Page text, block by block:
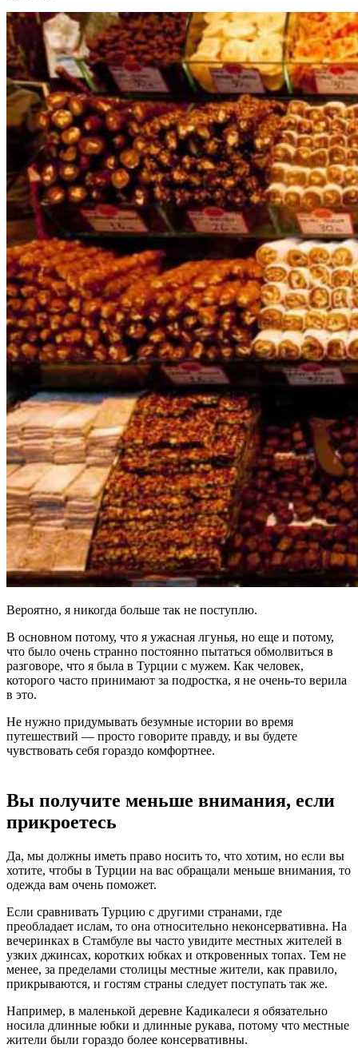
Вероятно, я никогда больше так не поступлю.
В основном потому, что я ужасная лгунья, но еще и потому,
что было очень странно постоянно пытаться обмолвиться в
разговоре, что я была в Турции с мужем. Как человек,
которого часто принимают за подростка, я не очень-то верила
в это.
Не нужно придумывать безумные истории во время
путешествий — просто говорите правду, и вы будете
чувствовать себя гораздо комфортнее.
Вы получите меньше внимания, если
прикроетесь
Да, мы должны иметь право носить то, что хотим, но если вы
хотите, чтобы в Турции на вас обращали меньше внимания, то
одежда вам очень поможет.
Если сравнивать Турцию с другими странами, где
преобладает ислам, то она относительно неконсервативна. На
вечеринках в Стамбуле вы часто увидите местных жителей в
узких джинсах, коротких юбках и откровенных топах. Тем не
менее, за пределами столицы местные жители, как правило,
прикрываются, и гостям страны следует поступать так же.
Например, в маленькой деревне Кадикалеси я обязательно
носила длинные юбки и длинные рукава, потому что местные
жители были гораздо более консервативны.